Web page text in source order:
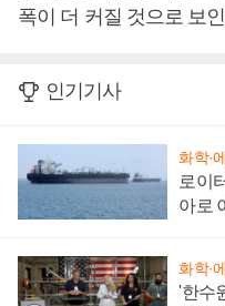
폭이 더 커질 것으로 보
인기기사
화학·
로이
아로
화학·
'한수